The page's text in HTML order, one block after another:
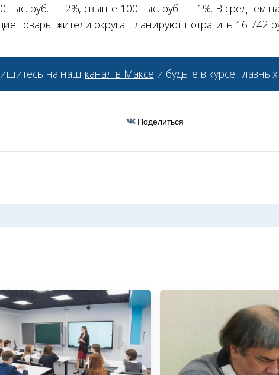
тыс. руб. — 2%, свыше 100 тыс. руб. — 1%. В среднем
товары жители округа планируют потратить 16 742
на наш канал в Максе и будьте в курсе
Поделиться